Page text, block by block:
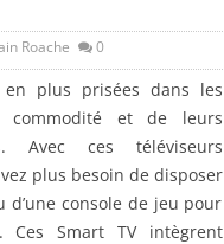
Roache 0
plus prisées dans les
commodité et de leurs
Avec ces téléviseurs
plus besoin de disposer
console de jeu pour
Ces Smart TV intègrent